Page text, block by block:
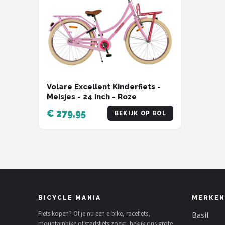
Volare Excellent Kinderfiets -
Meisjes - 24 inch - Roze
€ 279,95 BEKIJK OP BOL
BICYCLE MANIA
Fiets kopen? Of je nu een e-bike, racefiets,
MERKEN
Basil